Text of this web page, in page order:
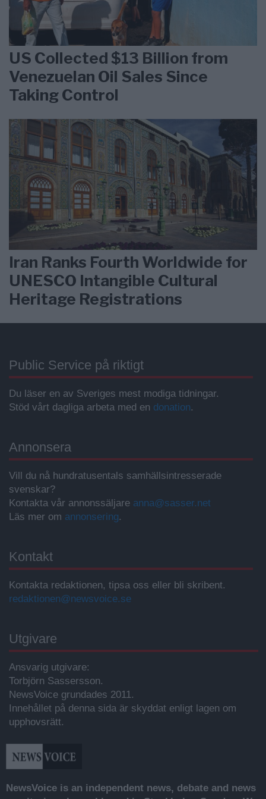
US Collected $13 Billion from
Venezuelan Oil Sales Since
Taking Control
Iran Ranks Fourth Worldwide for
UNESCO Intangible Cultural
Heritage Registrations
Public Service på riktigt
Du läser en av Sveriges mest modiga tidningar.
Stöd vårt dagliga arbeta med en donation.
Annonsera
Vill du nå hundratusentals samhällsintresserade
svenskar?
Kontakta vår annonssäljare anna@sasser.net
Läs mer om annonsering.
Kontakt
Kontakta redaktionen, tipsa oss eller bli skribent.
redaktionen@newsvoice.se
Utgivare
Ansvarig utgivare:
Torbjörn Sassersson.
NewsVoice grundades 2011.
Innehållet på denna sida är skyddat enligt lagen om
upphovsrätt.
NewsVoice is an independent news, debate and news